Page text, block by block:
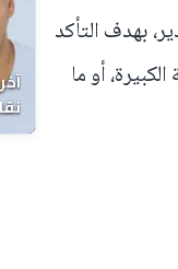
بهدف التأكد
أو ما